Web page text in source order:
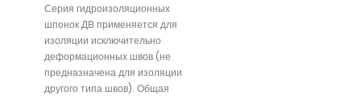
Серия гидроизоляционных
шпонок ДВ применяется для
изоляции исключительно
деформационных швов (не
предназначена для изоляции
другого типа швов). Общая